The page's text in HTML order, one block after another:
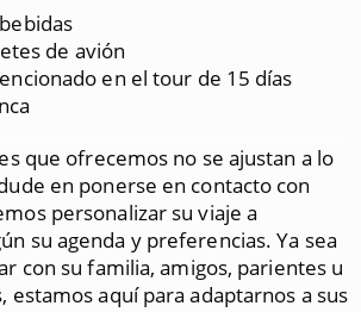
de avión
en el tour de 15 días
que ofrecemos no se ajustan a lo
en ponerse en contacto con
personalizar su viaje a
su agenda y preferencias. Ya sea
con su familia, amigos, parientes u
estamos aquí para adaptarnos a sus